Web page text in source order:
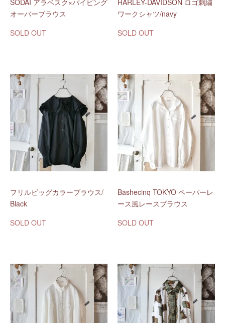
SODAI アラベスク×パイピング
オーバーブラウス
SOLD OUT
HARLEY-DAVIDSON ロゴ刺繍
ワークシャツ/navy
SOLD OUT
フリルビッグカラーブラウス/
Black
SOLD OUT
Bashecinq TOKYO ペーパーレ
ース風レースブラウス
SOLD OUT